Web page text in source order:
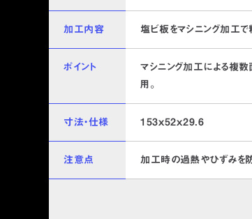
トップ 提供価値
同業パートナー募集
加工内容 塩ビ板をマシニング加工で
ポイント
マシニング加工による複数
用。
寸法・仕様 153ｘ52ｘ29.6
注意点 加工時の過熱やひずみを防